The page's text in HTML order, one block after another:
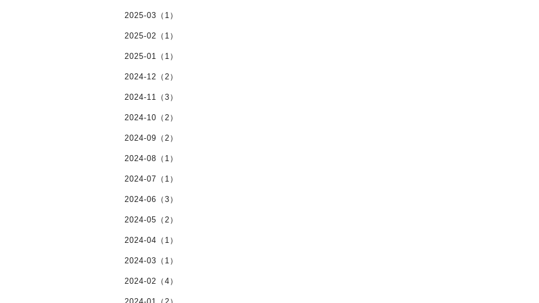
2025-03（1）
2025-02（1）
2025-01（1）
2024-12（2）
2024-11（3）
2024-10（2）
2024-09（2）
2024-08（1）
2024-07（1）
2024-06（3）
2024-05（2）
2024-04（1）
2024-03（1）
2024-02（4）